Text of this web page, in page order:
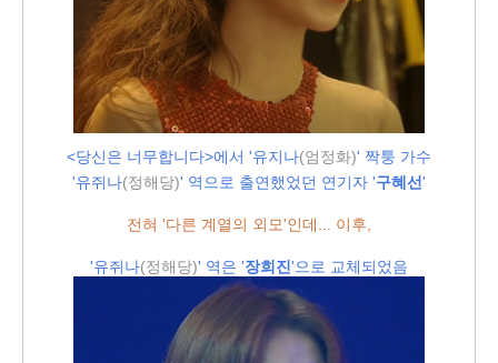
<당신은 너무합니다>에서 '유지나(엄정화)' 짝퉁 가수
'유쥐나(정해당)' 역으로 출연했었던 연기자 '구혜선'
전혀 '다른 계열의 외모'인데... 이후,
'유쥐나(정해당)' 역은 '장희진 '으로 교체되었음